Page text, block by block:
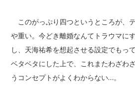
このがっぷり四つというところが、
や重い。今どき離婚なんてトラウマに
し、天海祐希を想起させる設定でもっ
ベタベタにした上で、これまたわざわ
うコンセプトがよくわからない…。